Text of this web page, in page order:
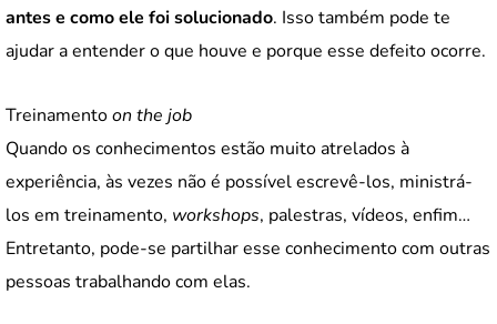
antes e como ele foi solucionado. Isso também pode te
ajudar a entender o que houve e porque esse defeito ocorre.
Treinamentoon the job
Quando os conhecimentos estão muito atrelados à
experiência, às vezes não é possível escrevê-los, ministrá-
los em treinamento, workshops, palestras, vídeos, enfim…
Entretanto, pode-se partilhar esse conhecimento com outras
pessoas trabalhando com elas.